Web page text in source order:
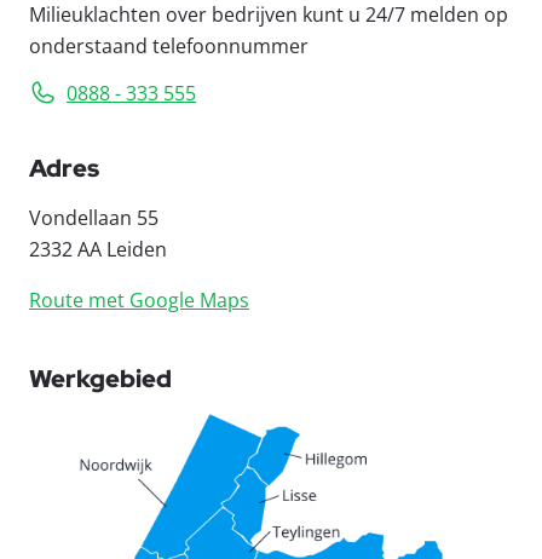
Milieuklachten over bedrijven kunt u 24/7 melden op
onderstaand telefoonnummer
0888 - 333 555
Adres
Vondellaan 55
2332 AA Leiden
Route met Google Maps
Werkgebied